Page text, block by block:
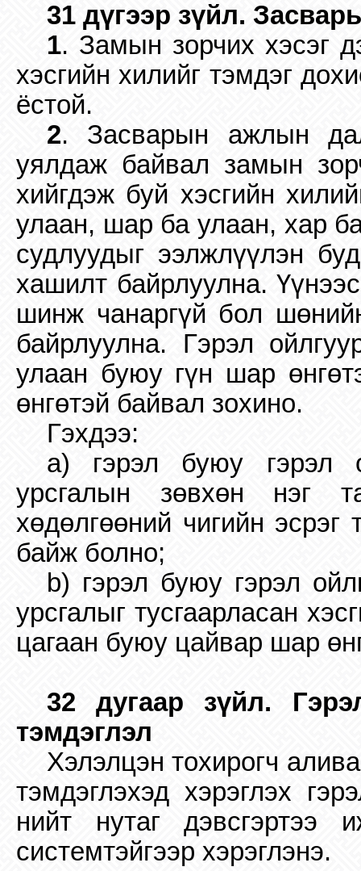
31 дүгээр зүйл.
1. Замын зорчих хэсэг
хэсгийн хилийг тэмдэг
ёстой.
2. Засварын ажлын
уялдаж байвал замын
хийгдэж буй хэсгийн
улаан, шар ба улаан, хар
судлуудыг ээлжлүүлэн
хашилт байрлуулна.
шинж чанаргүй бол
байрлуулна. Гэрэл
улаан буюу гүн шар
өнгөтэй байвал зохино.
Гэхдээ:
a) гэрэл буюу гэрэл
урсгалын зөвхөн нэг
хөдөлгөөний чигийн
байж болно;
b) гэрэл буюу гэрэл
урсгалыг тусгаарласан
цагаан буюу цайвар шар
32 дугаар зүйл.
тэмдэглэл
Хэлэлцэн тохирогч
тэмдэглэхэд хэрэглэх
нийт нутаг
системтэйгээр хэрэглэнэ.